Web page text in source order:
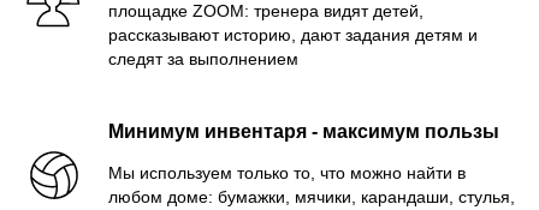
площадке ZOOM: тренера видят детей,
рассказывают историю, дают задания детям и
следят за выполнением
Минимум инвентаря - максимум пользы
Мы используем только то, что можно найти в
любом доме: бумажки, мячики, карандаши, стулья,